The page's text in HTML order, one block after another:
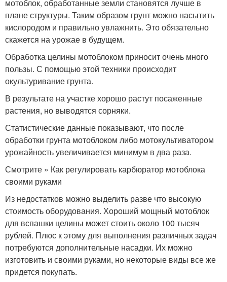
мотоблок, обработанные земли становятся лучше в
плане структуры. Таким образом грунт можно насытить
кислородом и правильно увлажнить. Это обязательно
скажется на урожае в будущем.
Обработка целины мотоблоком приносит очень много
пользы. С помощью этой техники происходит
окультуривание грунта.
В результате на участке хорошо растут посаженные
растения, но выводятся сорняки.
Статистические данные показывают, что после
обработки грунта мотоблоком либо мотокультиватором
урожайность увеличивается минимум в два раза.
Смотрите » Как регулировать карбюратор мотоблока
своими руками
Из недостатков можно выделить разве что высокую
стоимость оборудования. Хороший мощный мотоблок
для вспашки целины может стоить около 100 тысяч
рублей. Плюс к этому для выполнения различных задач
потребуются дополнительные насадки. Их можно
изготовить и своими руками, но некоторые виды все же
придется покупать.